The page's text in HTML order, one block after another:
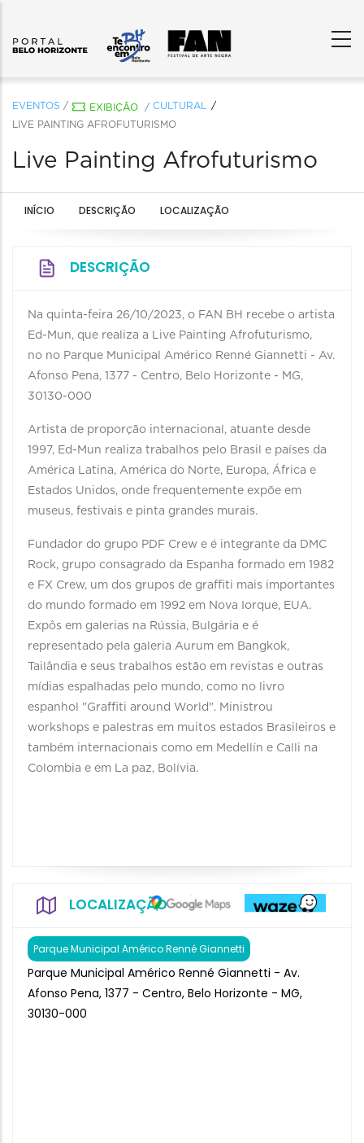
EVENTOS / EXIBIÇÃO / CULTURAL
LIVE PAINTING AFROFUTURISMO
Live Painting Afrofuturismo
INÍCIO DESCRIÇÃO LOCALIZAÇÃO
DESCRIÇÃO
Na quinta-feira 26/10/2023, o FAN BH recebe o artista
Ed-Mun, que realiza a Live Painting Afrofuturismo,
no no Parque Municipal Américo Renné Giannetti - Av.
Afonso Pena, 1377 - Centro, Belo Horizonte - MG,
30130-000
Artista de proporção internacional, atuante desde
1997, Ed-Mun realiza trabalhos pelo Brasil e países da
América Latina, América do Norte, Europa, África e
Estados Unidos, onde frequentemente expõe em
museus, festivais e pinta grandes murais.
Fundador do grupo PDF Crew e é integrante da DMC
Rock, grupo consagrado da Espanha formado em 1982
e FX Crew, um dos grupos de graffiti mais importantes
do mundo formado em 1992 em Nova Iorque, EUA.
Expôs em galerias na Rússia, Bulgária e é
representado pela galeria Aurum em Bangkok,
Tailândia e seus trabalhos estão em revistas e outras
mídias espalhadas pelo mundo, como no livro
espanhol "Graffiti around World". Ministrou
workshops e palestras em muitos estados Brasileiros e
também internacionais como em Medellín e Calli na
Colombia e em La paz, Bolívia.
LOCALIZAÇÃO
Parque Municipal Américo Renné Giannetti
Parque Municipal Américo Renné Giannetti - Av.
Afonso Pena, 1377 - Centro, Belo Horizonte - MG,
30130-000